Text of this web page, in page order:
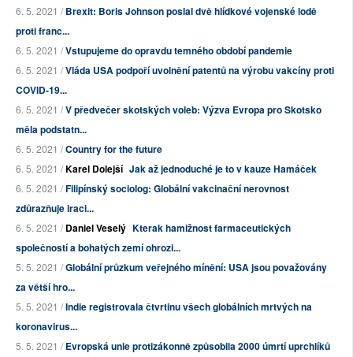
6. 5. 2021 /Brexit: Boris Johnson poslal dvě hlídkové vojenské lodě
proti franc...
6. 5. 2021 /Vstupujeme do opravdu temného období pandemie
6. 5. 2021 /Vláda USA podpoří uvolnění patentů na výrobu vakcíny proti
COVID-19...
6. 5. 2021 /V předvečer skotských voleb: Výzva Evropa pro Skotsko
měla podstatn...
6. 5. 2021 /Country for the future
6. 5. 2021 /Karel Dolejší Jak až jednoduché je to v kauze Hamáček
6. 5. 2021 /Filipínský sociolog: Globální vakcinační nerovnost
zdůrazňuje iraci...
6. 5. 2021 /Daniel Veselý Kterak hamižnost farmaceutických
společností a bohatých zemí ohrozi...
5. 5. 2021 /Globální průzkum veřejného mínění: USA jsou považovány
za větší hro...
5. 5. 2021 /Indie registrovala čtvrtinu všech globálních mrtvých na
koronavirus...
5. 5. 2021 /Evropská unie protizákonně způsobila 2000 úmrtí uprchlíků